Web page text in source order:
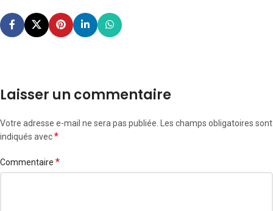
Laisser un commentaire
Votre adresse e-mail ne sera pas publiée. Les champs obligatoires sont
indiqués avec*
Commentaire *